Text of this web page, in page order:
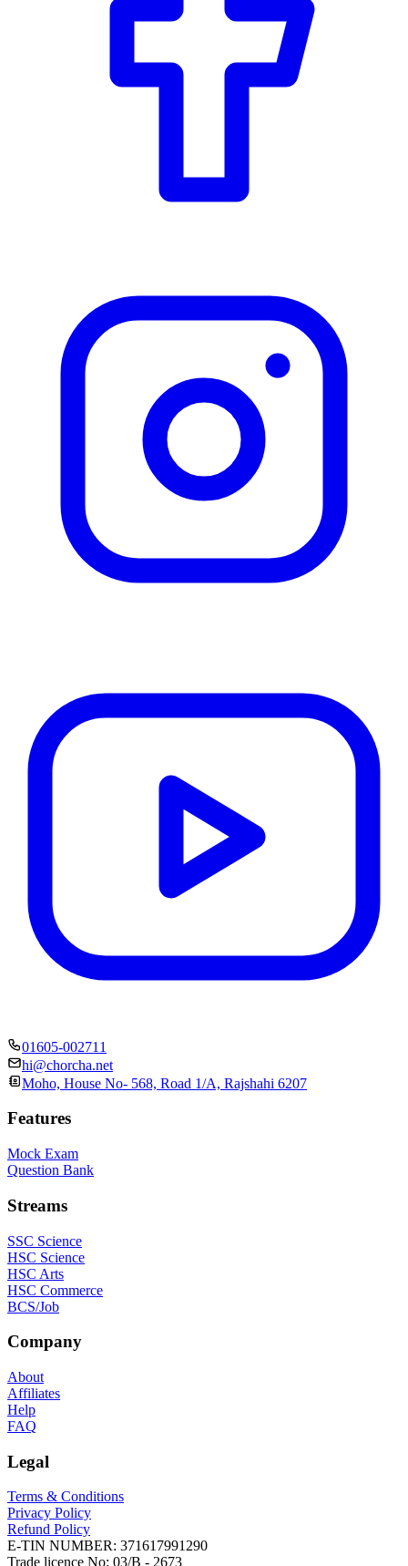
01605-002711
hi@chorcha.net
Moho, House No- 568, Road 1/A, Rajshahi 6207
Features
Mock Exam
Question Bank
Streams
SSC Science
HSC Science
HSC Arts
HSC Commerce
BCS/Job
Company
About
Affiliates
Help
FAQ
Legal
Terms & Conditions
Privacy Policy
Refund Policy
E-TIN NUMBER: 371617991290
Trade licence No: 03/B - 2673